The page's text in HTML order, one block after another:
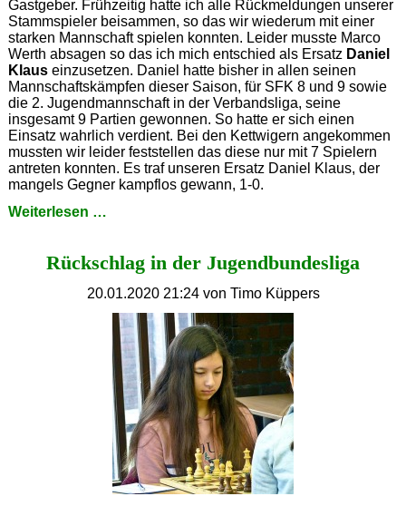
Gastgeber. Frühzeitig hatte ich alle Rückmeldungen unserer
Stammspieler beisammen, so das wir wiederum mit einer
starken Mannschaft spielen konnten. Leider musste Marco
Werth absagen so das ich mich entschied als Ersatz Daniel
Klauseinzusetzen. Daniel hatte bisher in allen seinen
Mannschaftskämpfen dieser Saison, für SFK 8 und 9 sowie
die 2. Jugendmannschaft in der Verbandsliga, seine
insgesamt 9 Partien gewonnen. So hatte er sich einen
Einsatz wahrlich verdient. Bei den Kettwigern angekommen
mussten wir leider feststellen das diese nur mit 7 Spielern
antreten konnten. Es traf unseren Ersatz Daniel Klaus, der
mangels Gegner kampflos gewann, 1-0.
Weiterlesen …
SFK
Rückschlag in der Jugendbundesliga
20.01.2020 21:24von Timo Küppers